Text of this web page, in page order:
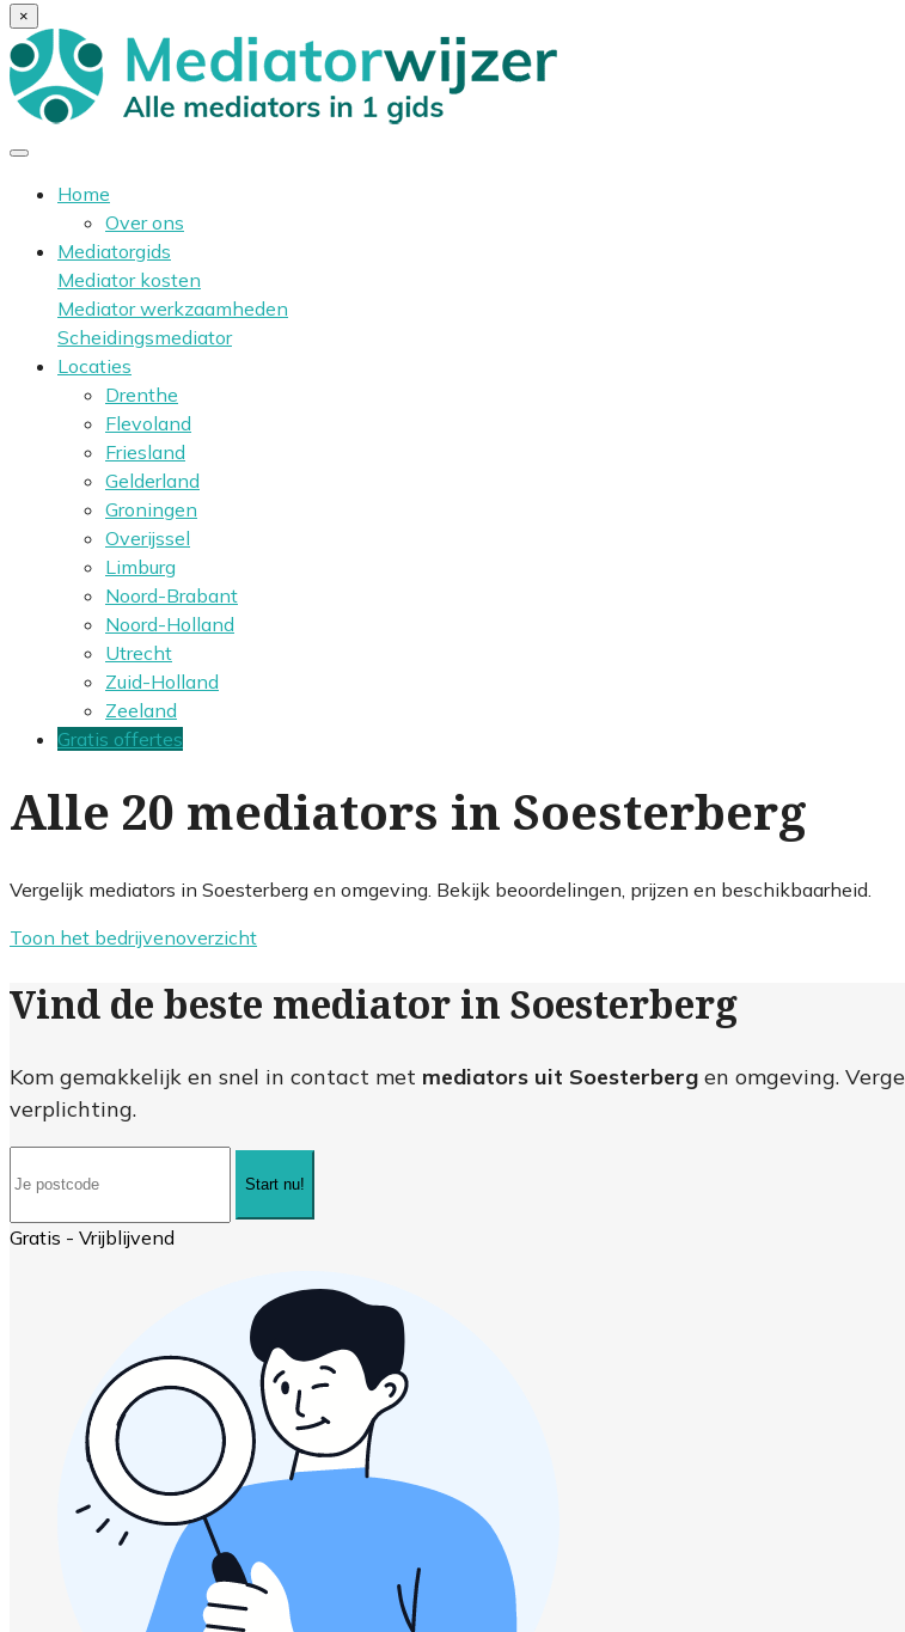
×
Home
Over ons
Mediatorgids
Mediator kosten
Mediator werkzaamheden
Scheidingsmediator
Locaties
Drenthe
Flevoland
Friesland
Gelderland
Groningen
Overijssel
Limburg
Noord-Brabant
Noord-Holland
Utrecht
Zuid-Holland
Zeeland
Gratis offertes
Alle 20 mediators in Soesterberg
Vergelijk mediators in Soesterberg en omgeving. Bekijk beoordelingen, prijzen en beschikbaarheid.
Toon het bedrijvenoverzicht
Vind de beste mediator in Soesterberg
Kom gemakkelijk en snel in contact met mediators uit Soesterberg en omgeving.
verplichting.
Start nu!
Gratis - Vrijblijvend